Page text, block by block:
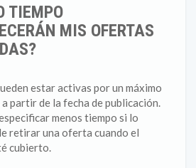
TIEMPO
MIS OFERTAS
estar activas por un máximo
a partir de la fecha de publicación.
menos tiempo si lo
retirar una oferta cuando el
cubierto.